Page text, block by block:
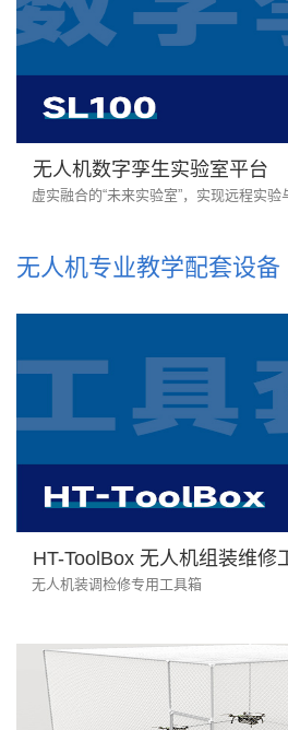
无人机数字孪生实验室平台
虚实融合的“未来实验室”，实现远程实验
无人机专业教学配套设备
HT-ToolBox 无人机组装维修
无人机装调检修专用工具箱